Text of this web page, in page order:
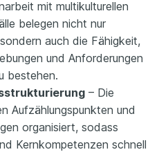
mit multikulturellen
belegen nicht nur
auch die Fähigkeit,
und Anforderungen
bestehen.
– Die
Aufzählungspunkten und
organisiert, sodass
Kernkompetenzen schnell